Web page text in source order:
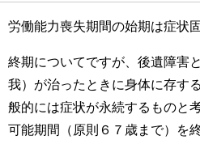
労働能力喪失期間の始期は症状
終期についてですが、後遺障害
我）が治ったときに身体に存す
般的には症状が永続するものと
可能期間（原則６７歳まで）を